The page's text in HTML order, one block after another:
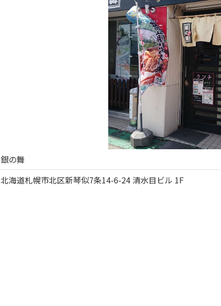
銀の舞
北海道札幌市北区新琴似7条14-6-24 清水目ビル 1F